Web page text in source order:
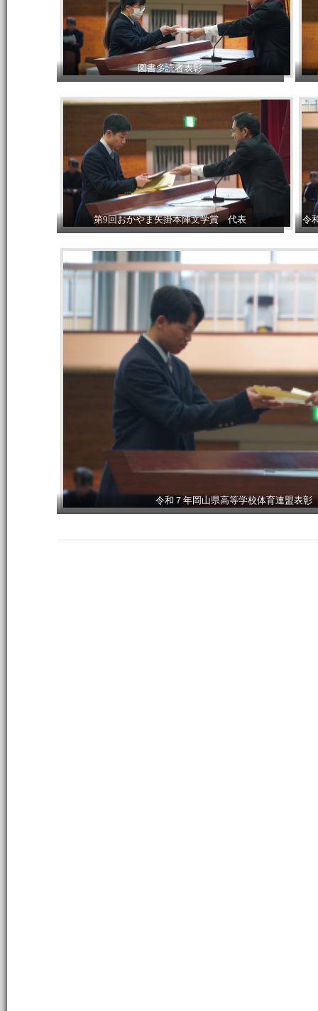
図書多読者表彰
第9回おかやま矢掛本陣文学賞 代表 令
令和７年岡山県高等学校体育連盟表